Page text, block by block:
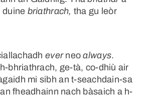
duine briathrach, tha gu leòr
everneoalways.
bhriathrach, ge-tà, co-dhiù air
mi sibh an t-seachdain-sa
fheadhainn nach bàsaich a h-